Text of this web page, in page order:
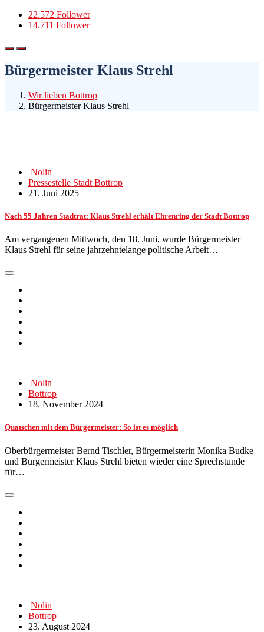
22.572 Follower
14.711 Follower
Bürgermeister Klaus Strehl
Wir lieben Bottrop
Bürgermeister Klaus Strehl
Nolin
Pressestelle Stadt Bottrop
21. Juni 2025
Nach 55 Jahren Stadtrat: Klaus Strehl erhält Ehrenring der Stadt Bottrop
Am vergangenen Mittwoch, den 18. Juni, wurde Bürgermeister
Klaus Strehl für seine jahrzehntelange politische Arbeit…
Nolin
Bottrop
18. November 2024
Quatschen mit dem Bürgermeister: So ist es möglich
Oberbürgermeister Bernd Tischler, Bürgermeisterin Monika Budke
und Bürgermeister Klaus Strehl bieten wieder eine Sprechstunde
für…
Nolin
Bottrop
23. August 2024